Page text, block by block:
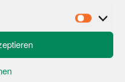
er und klappte die
auf und griff nach der Hand